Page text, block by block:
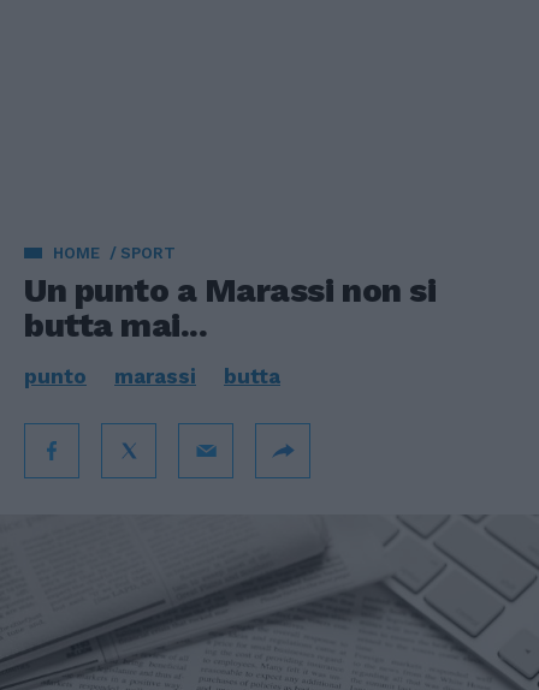
HOME SPORT
Un punto a Marassi non si
butta mai...
punto marassi butta